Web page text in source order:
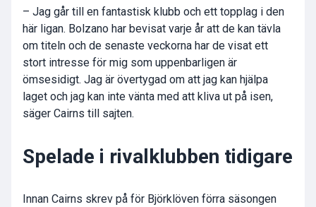
– Jag går till en fantastisk klubb och ett topplag i den
här ligan. Bolzano har bevisat varje år att de kan tävla
om titeln och de senaste veckorna har de visat ett
stort intresse för mig som uppenbarligen är
ömsesidigt. Jag är övertygad om att jag kan hjälpa
laget och jag kan inte vänta med att kliva ut på isen,
säger Cairns till sajten.
Spelade i rivalklubben tidigare
Innan Cairns skrev på för Björklöven förra säsongen